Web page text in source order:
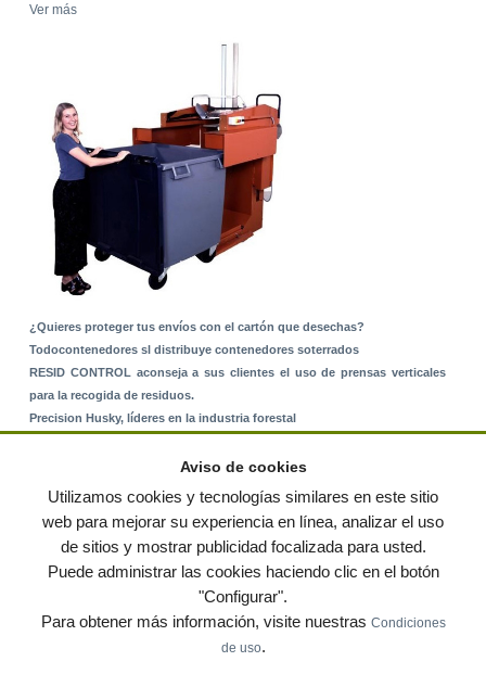
Ver más
¿Quieres proteger tus envíos con el cartón que desechas?
Todocontenedores sl distribuye contenedores soterrados
RESID CONTROL aconseja a sus clientes el uso de prensas verticales
para la recogida de residuos.
Precision Husky, líderes en la industria forestal
© residuos.com - Todos los derechos reservados Política de privacidad
Condiciones de uso|Contacto |Editores|Mapa web|Preguntas frecuentes|Publica
tus anuncios gratis!
Aviso de cookies
Utilizamos cookies y tecnologías similares en este sitio
web para mejorar su experiencia en línea, analizar el uso
de sitios y mostrar publicidad focalizada para usted.
Puede administrar las cookies haciendo clic en el botón
"Configurar".
Para obtener más información, visite nuestras Condiciones
de uso.